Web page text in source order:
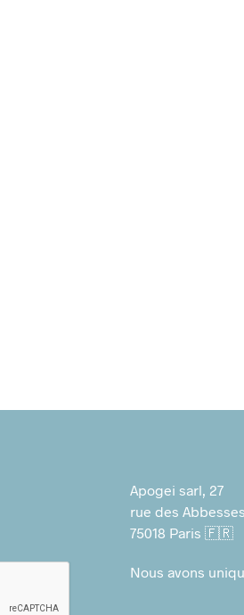
Apogei sarl, 27
rue des Abbesses
75018 Paris 🇫🇷
Nous avons